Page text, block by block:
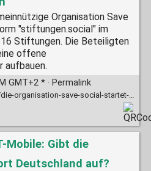
Organisation Save
"stiftungen.social" im
Stiftungen. Die Beteiligten
offene
aufbauen.
GMT+2 * · Permalink
startet-einen-mastodon-server-fuer-16-deutsche-stiftungen/
Mobile: Gibt die
Deutschland auf?